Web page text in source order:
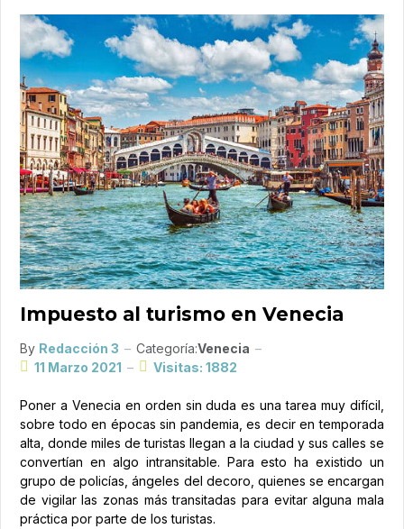
Impuesto al turismo en Venecia
By Redacción 3 Categoría:Venecia
11 Marzo 2021
Visitas: 1882
Poner a Venecia en orden sin duda es una tarea muy difícil,
sobre todo en épocas sin pandemia, es decir en temporada
alta, donde miles de turistas llegan a la ciudad y sus calles se
convertían en algo intransitable. Para esto ha existido un
grupo de policías, ángeles del decoro, quienes se encargan
de vigilar las zonas más transitadas para evitar alguna mala
práctica por parte de los turistas.